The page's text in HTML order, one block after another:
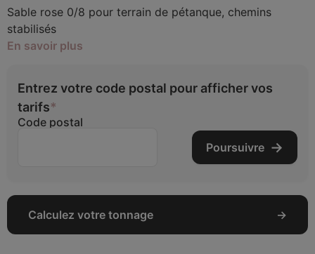
Sable rose 0/8 pour terrain de pétanque, chemins
stabilisés
En savoir plus
Entrez votre code postal pour afficher vos
tarifs*
Code postal
Poursuivre
Calculez votre tonnage →